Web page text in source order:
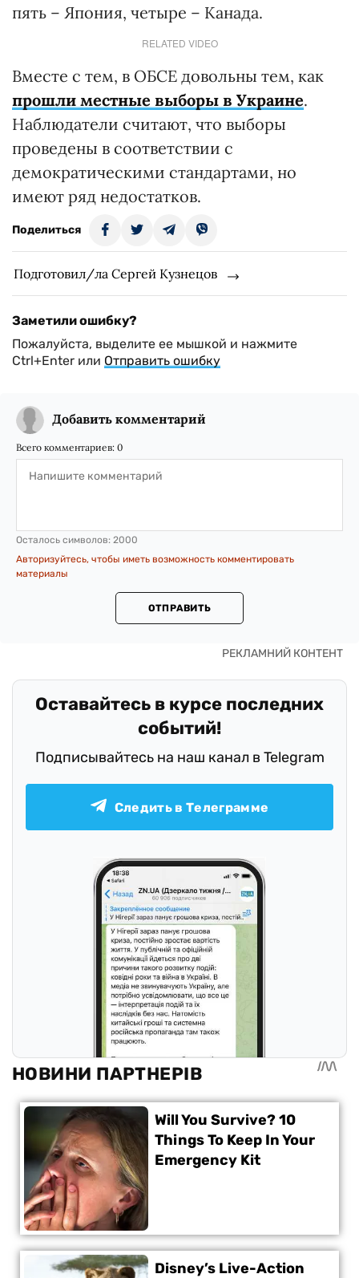
пять – Япония, четыре – Канада.
RELATED VIDEO
Вместе с тем, в ОБСЕ довольны тем, как
прошли местные выборы в Украине.
Наблюдатели считают, что выборы
проведены в соответствии с
демократическими стандартами, но
имеют ряд недостатков.
Поделиться
Подготовил/ла Сергей Кузнецов
Заметили ошибку?
Пожалуйста, выделите ее мышкой и нажмите
Ctrl+Enter или Отправить ошибку
Добавить комментарий
Всего комментариев: 0
Осталось символов: 2000
Авторизуйтесь, чтобы иметь возможность комментировать
материалы
ОТПРАВИТЬ
Оставайтесь в курсе последних
событий!
Подписывайтесь на наш канал в Telegram
Следить в Телеграмме